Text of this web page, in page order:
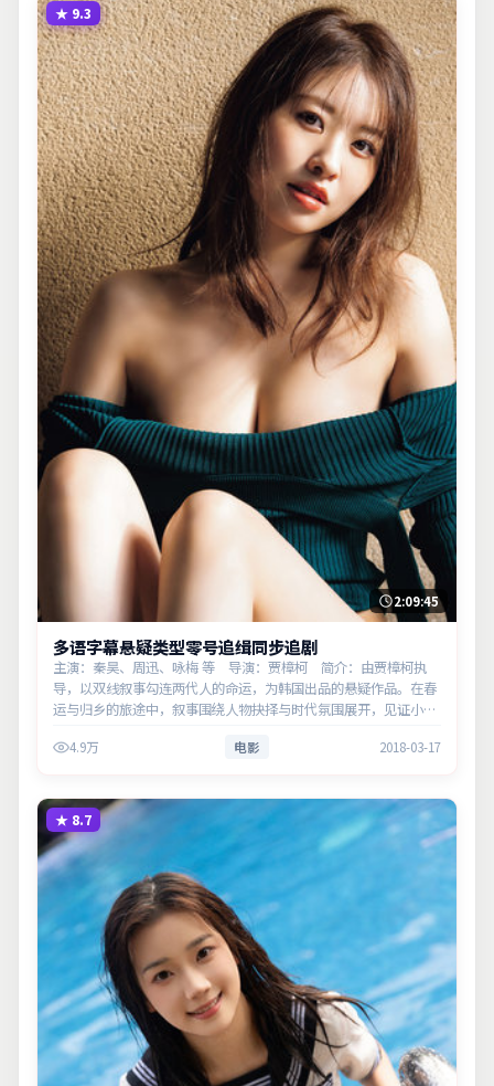
★ 9.3
2:09:45
多语字幕悬疑类型零号追缉同步追剧
主演：秦昊、周迅、咏梅 等 导演：贾樟柯 简介：由贾樟柯执
导，以双线叙事勾连两代人的命运，为韩国出品的悬疑作品。在春
运与归乡的旅途中，叙事围绕人物抉择与时代氛围展开，见证小人
意义。
4.9万 电影 2018-03-17
★ 8.7